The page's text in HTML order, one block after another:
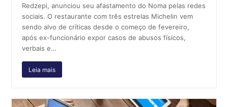
Redzepi, anunciou seu afastamento do Noma pelas redes
sociais. O restaurante com três estrelas Michelin vem
sendo alvo de críticas desde o começo de fevereiro,
após ex-funcionário expor casos de abusos físicos,
verbais e…
Leia mais